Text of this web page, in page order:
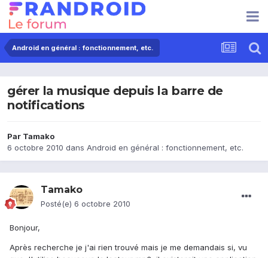
Android en général : fonctionnement, etc.
gérer la musique depuis la barre de
notifications
Par Tamako
6 octobre 2010 dans Android en général : fonctionnement, etc.
Tamako
Posté(e) 6 octobre 2010
Bonjour,
Après recherche je j'ai rien trouvé mais je me demandais si, vu